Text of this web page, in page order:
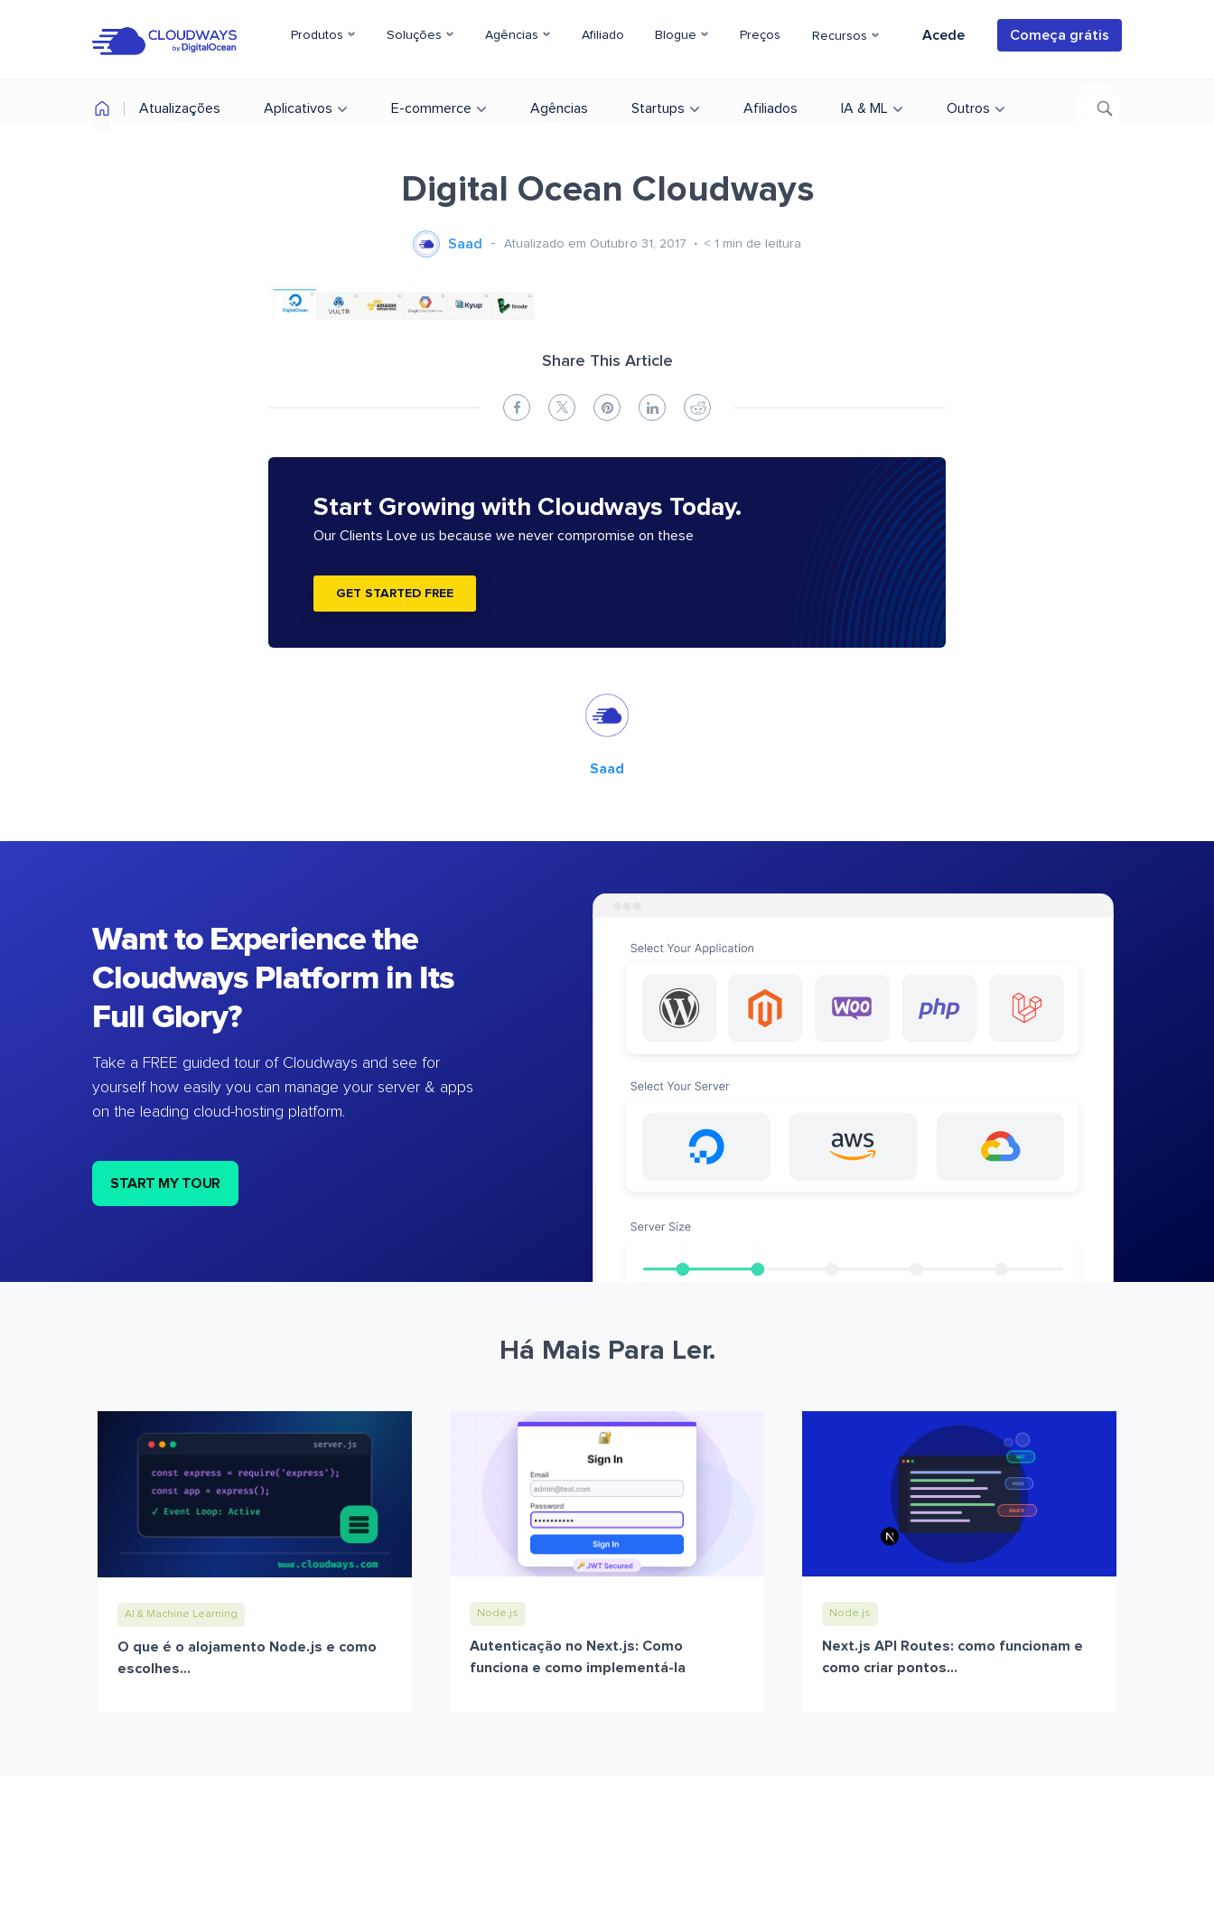
Produtos Soluções Agências Afiliado Blogue Preços Recursos Acede Começa grátis
Atualizações Aplicativos E-commerce Agências Startups Afiliados IA & ML Outros
Digital Ocean Cloudways
Saad Atualizado em Outubro 31, 2017 < 1 min de leitura
Share This Article
Start Growing with Cloudways Today.
Our Clients Love us because we never compromise on these
GET STARTED FREE
Saad
Want to Experience the
Cloudways Platform in Its
Full Glory?
Take a FREE guided tour of Cloudways and see for
yourself how easily you can manage your server & apps
on the leading cloud-hosting platform.
START MY TOUR
Há Mais Para Ler.
AI & Machine Learning
O que é o alojamento Node.js e como
escolhes...
Node.js
Autenticação no Next.js: Como
funciona e como implementá-la
Node.js
Next.js API Routes: como funcionam e
como criar pontos...